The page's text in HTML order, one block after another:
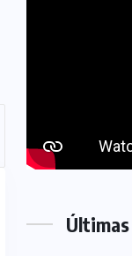
Últimas